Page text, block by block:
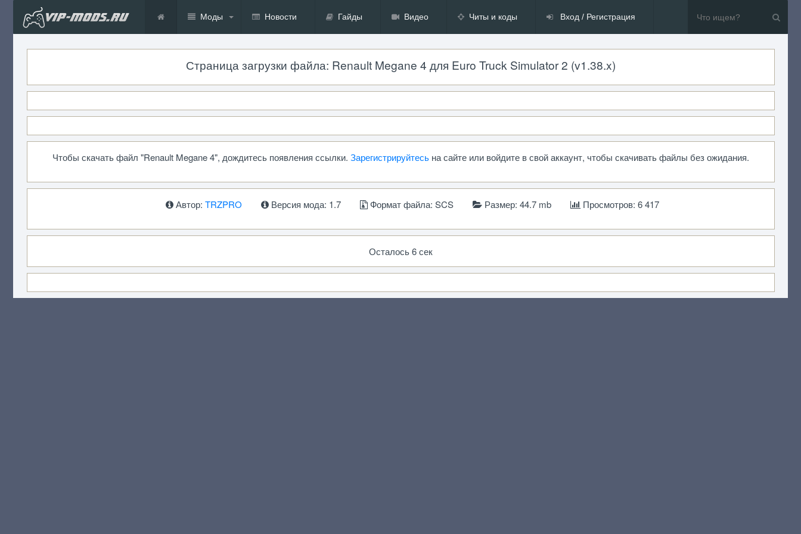
Моды Новости Гайды Видео Читы и коды Вход / Регистрация
Страница загрузки файла: Renault Megane 4 для Euro Truck Simulator 2 (v1.38.x)
Чтобы скачать файл "Renault Megane 4", дождитесь появления ссылки. Зарегистрируйтесьна сайте или войдите в свой аккаунт, чтобы скачивать файлы без ожидания.
Автор: TRZPRO Версия мода: 1.7 Формат файла: SCS Размер: 44.7 mb Просмотров: 6 417
Осталось 5 сек